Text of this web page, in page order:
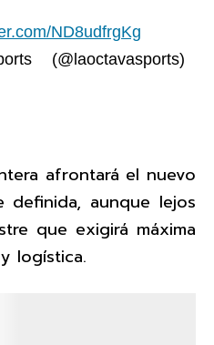
ND8udfrgKg
(@laoctavasports)
afrontará el nuevo
aunque lejos
que exigirá máxima
logística.